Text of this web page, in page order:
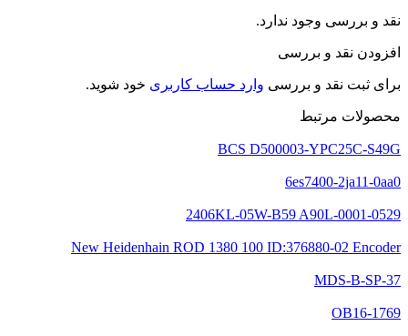
نقد و بررسی وجود ندارد.
افزودن نقد و بررسی
برای ثبت نقد و بررسی وارد حساب کاربری خود شوید.
محصولات مرتبط
BCS D500003-YPC25C-S49G
6es7400-2ja11-0aa0
2406KL-05W-B59 A90L-0001-0529
New Heidenhain ROD 1380 100 ID:376880-02 Encoder
MDS-B-SP-37
1769-OB16